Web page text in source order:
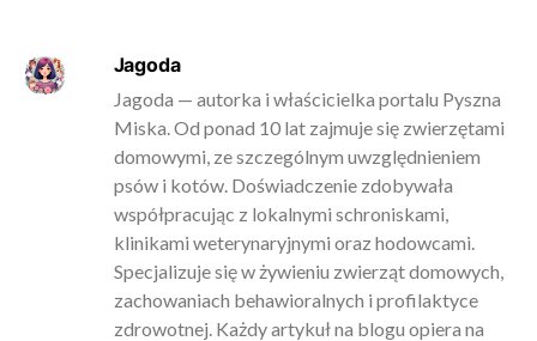
Jagoda
Jagoda — autorka i właścicielka portalu Pyszna
Miska. Od ponad 10 lat zajmuje się zwierzętami
domowymi, ze szczególnym uwzględnieniem
psów i kotów. Doświadczenie zdobywała
współpracując z lokalnymi schroniskami,
klinikami weterynaryjnymi oraz hodowcami.
Specjalizuje się w żywieniu zwierząt domowych,
zachowaniach behawioralnych i profilaktyce
zdrowotnej. Każdy artykuł na blogu opiera na